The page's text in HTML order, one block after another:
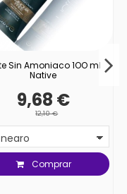
Sin Amoniaco 1OO ml
Native
9,68 €
12,10 €
Comprar